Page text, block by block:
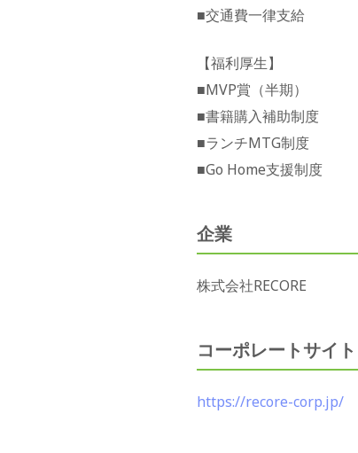
■交通費一律支給
【福利厚生】
■MVP賞（半期）
■書籍購入補助制度
■ランチMTG制度
■Go Home支援制度
企業
株式会社RECORE
コーポレートサイト
https://recore-corp.jp/